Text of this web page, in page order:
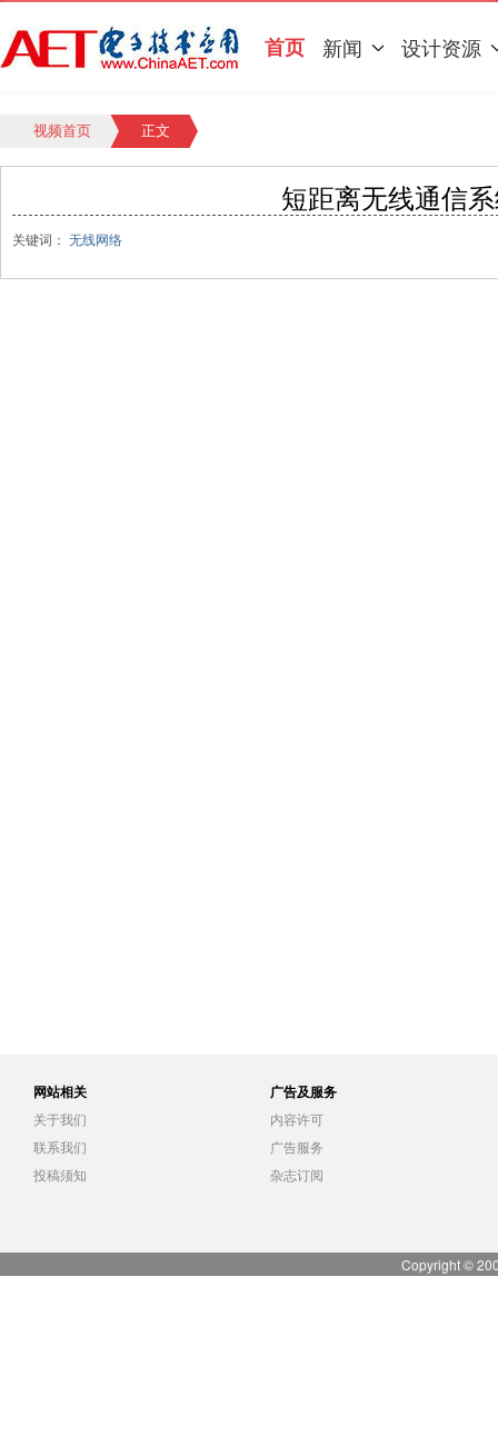
首页 新闻 设计资源
视频首页 正文
短距离无线通信
关键词： 无线网络
网站相关
关于我们
联系我们
投稿须知
广告及服务
内容许可
广告服务
杂志订阅
Copyright ©